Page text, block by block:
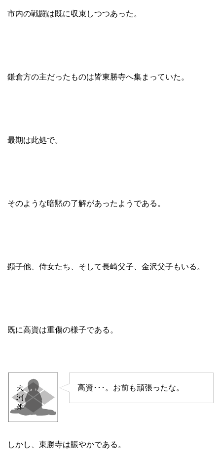
市内の戦闘は既に収束しつつあった。
鎌倉方の主だったものは皆東勝寺へ集まっていた。
最期は此処で。
そのような暗黙の了解があったようである。
顕子他、侍女たち、そして長崎父子、金沢父子もいる。
既に高資は重傷の様子である。
高資･･･。お前も頑張ったな。
しかし、東勝寺は賑やかである。